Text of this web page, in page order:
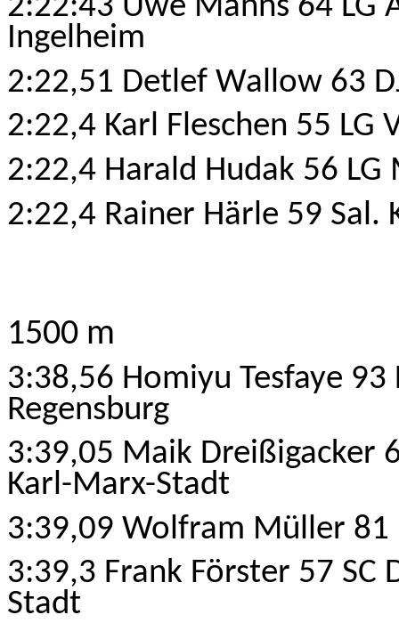
2:22:43 Uwe Manns 64 LG
Ingelheim
2:22,51 Detlef Wallow 63
2:22,4 Karl Fleschen 55 LG
2:22,4 Harald Hudak 56
2:22,4 Rainer Härle 59
1500 m
3:38,56 Homiyu Tesfaye
Regensburg
3:39,05 Maik Dreißigacker
Karl-Marx-Stadt
3:39,09 Wolfram Müller 81
3:39,3 Frank Förster 57 SC
Stadt